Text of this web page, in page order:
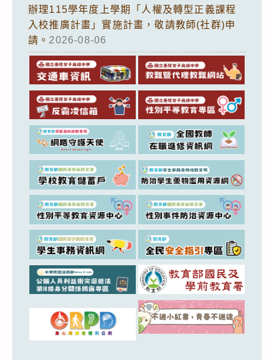
辦理115學年度上學期「人權及轉型正義課程
入校推廣計畫」實施計畫，敬請教師(社群)申
請。 2026-08-06